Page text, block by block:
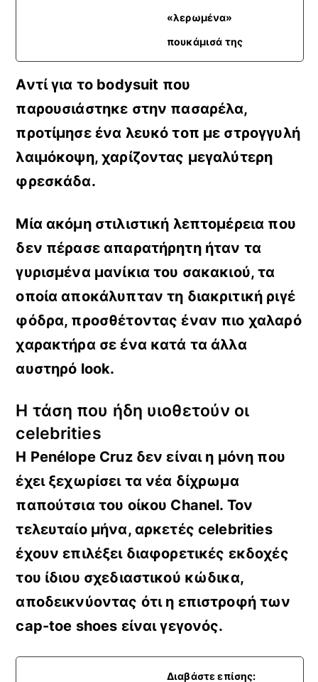
«λερωμένα»
πουκάμισά της
Αντί για το bodysuit που
παρουσιάστηκε στην πασαρέλα,
προτίμησε ένα λευκό τοπ με στρογγυλή
λαιμόκοψη, χαρίζοντας μεγαλύτερη
φρεσκάδα.
Μία ακόμη στιλιστική λεπτομέρεια που
δεν πέρασε απαρατήρητη ήταν τα
γυρισμένα μανίκια του σακακιού, τα
οποία αποκάλυπταν τη διακριτική ριγέ
φόδρα, προσθέτοντας έναν πιο χαλαρό
χαρακτήρα σε ένα κατά τα άλλα
αυστηρό look.
Η τάση που ήδη υιοθετούν οι
celebrities
Η Penélope Cruz δεν είναι η μόνη που
έχει ξεχωρίσει τα νέα δίχρωμα
παπούτσια του οίκου Chanel. Τον
τελευταίο μήνα, αρκετέςcelebrities
έχουν επιλέξει διαφορετικές εκδοχές
του ίδιου σχεδιαστικού κώδικα,
αποδεικνύοντας ότι η επιστροφή των
cap-toe shoes είναι γεγονός.
Διαβάστε επίσης: